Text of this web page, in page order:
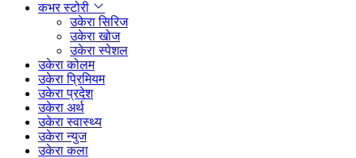
कभर स्टोरी
उकेरा सिरिज
उकेरा खोज
उकेरा स्पेशल
उकेरा कोलम
उकेरा प्रिमियम
उकेरा प्रदेश
उकेरा अर्थ
उकेरा स्वास्थ्य
उकेरा न्युज
उकेरा कला